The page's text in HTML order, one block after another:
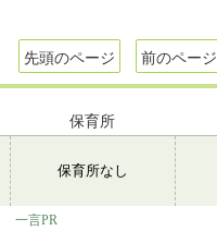
先頭のページ
前のページ
保育所
保育所なし
一言PR